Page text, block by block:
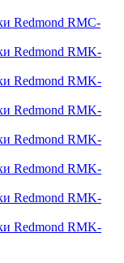
Redmond RMC-
Redmond RMK-
Redmond RMK-
Redmond RMK-
Redmond RMK-
Redmond RMK-
Redmond RMK-
Redmond RMK-